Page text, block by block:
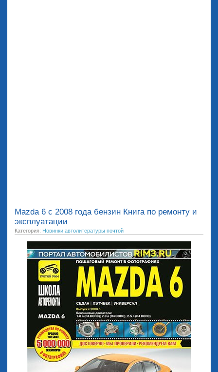
Mazda 6 с 2008 года бензин Книга по ремонту и
эксплуатации
Категория: Новинки автолитературы почтой